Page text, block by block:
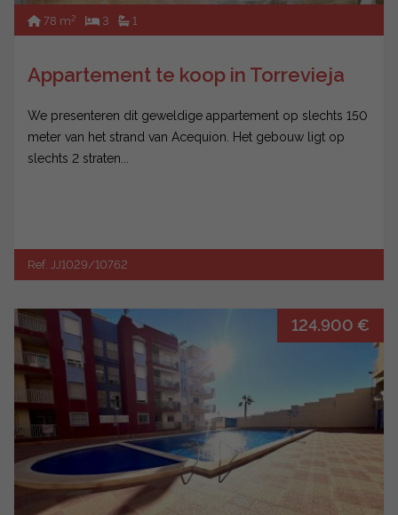
78 m2 3 1
Appartement te koop in Torrevieja
We presenteren dit geweldige appartement op slechts 150
meter van het strand van Acequion. Het gebouw ligt op
slechts 2 straten...
Ref. JJ1029/10762
124.900 €